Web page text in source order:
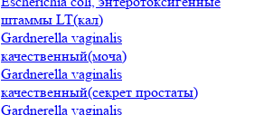
штаммы LT(кал)
Gardnerella vaginalis
качественный(моча)
Gardnerella vaginalis
качественный(секрет простаты)
Gardnerella vaginalis